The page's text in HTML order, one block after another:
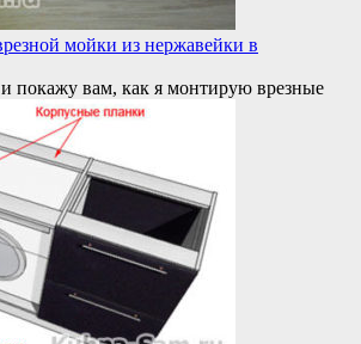
мойки из нержавейки в
покажу вам, как я монтирую врезные